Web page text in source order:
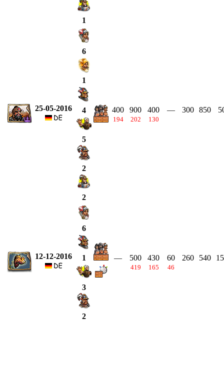
1
25-05-2016
6
1
4
5
2
2
400
194
900
202
400
130
— 300 850
12-12-2016
6
1
3
2
— 500
419
430
165
60
46
260 540